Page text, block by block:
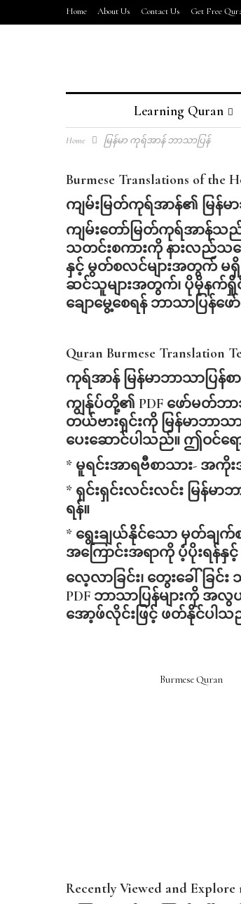
Home About Us Contact Us Get Free
Learning Quran
Home မြန်မာ ကုရ်အာန် ဘာသာပြန်
Burmese Translations of the
ကျမ်းမြတ်ကုရ်အာန်၏ မြန်မ
ကျမ်းတော်မြတ်ကုရ်အာန်သည်
သတင်းစကားကို နားလည်သဘ
နှင့် မွတ်စလင်များအတွက် မရှိမ
ဆင်သူများအတွက်၊ ပိုမိုနက်
ချောမွေ့စေရန် ဘာသာပြန်
Quran Burmese Translation
ကုရ်အာန် မြန်မာဘာသာပြန်စာ
ကျွန်ုပ်တို့၏ PDF ဖော်မတ်ဘ
တယ်ဗားရှင်းကို မြန်မာဘာသ
ပေးဆောင်ပါသည်။ ဤဝင်ရေ
* မူရင်းအာရဗီစာသား- အ
* ရှင်းရှင်းလင်းလင်း မြန်မ
ရန်။
* ရွေးချယ်နိုင်သော မှတ်ချက်
အကြောင်းအရာကို ပံ့ပိုးရန်နှ
လေ့လာခြင်း၊ တွေးခေါ်ခြ
PDF ဘာသာပြန်များကို
အော့ဖ်လိုင်းဖြင့် ဖတ်နိုင်ပါသ
Burmese Quran
Recently Viewed and Explore